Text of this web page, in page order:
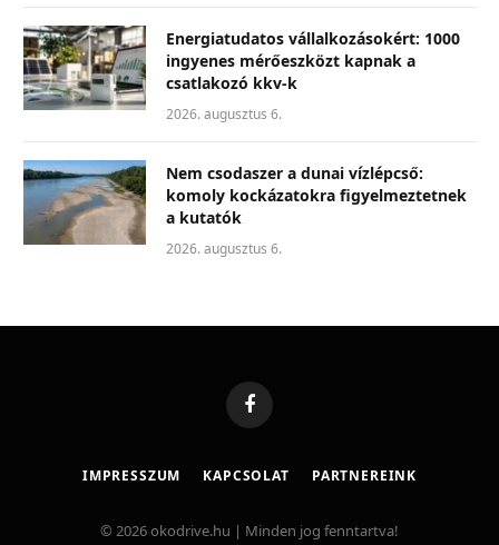
Energiatudatos vállalkozásokért: 1000
ingyenes mérőeszközt kapnak a
csatlakozó kkv-k
2026. augusztus 6.
Nem csodaszer a dunai vízlépcső:
komoly kockázatokra figyelmeztetnek
a kutatók
2026. augusztus 6.
Facebook
IMPRESSZUM KAPCSOLAT PARTNEREINK
© 2026 okodrive.hu | Minden jog fenntartva!